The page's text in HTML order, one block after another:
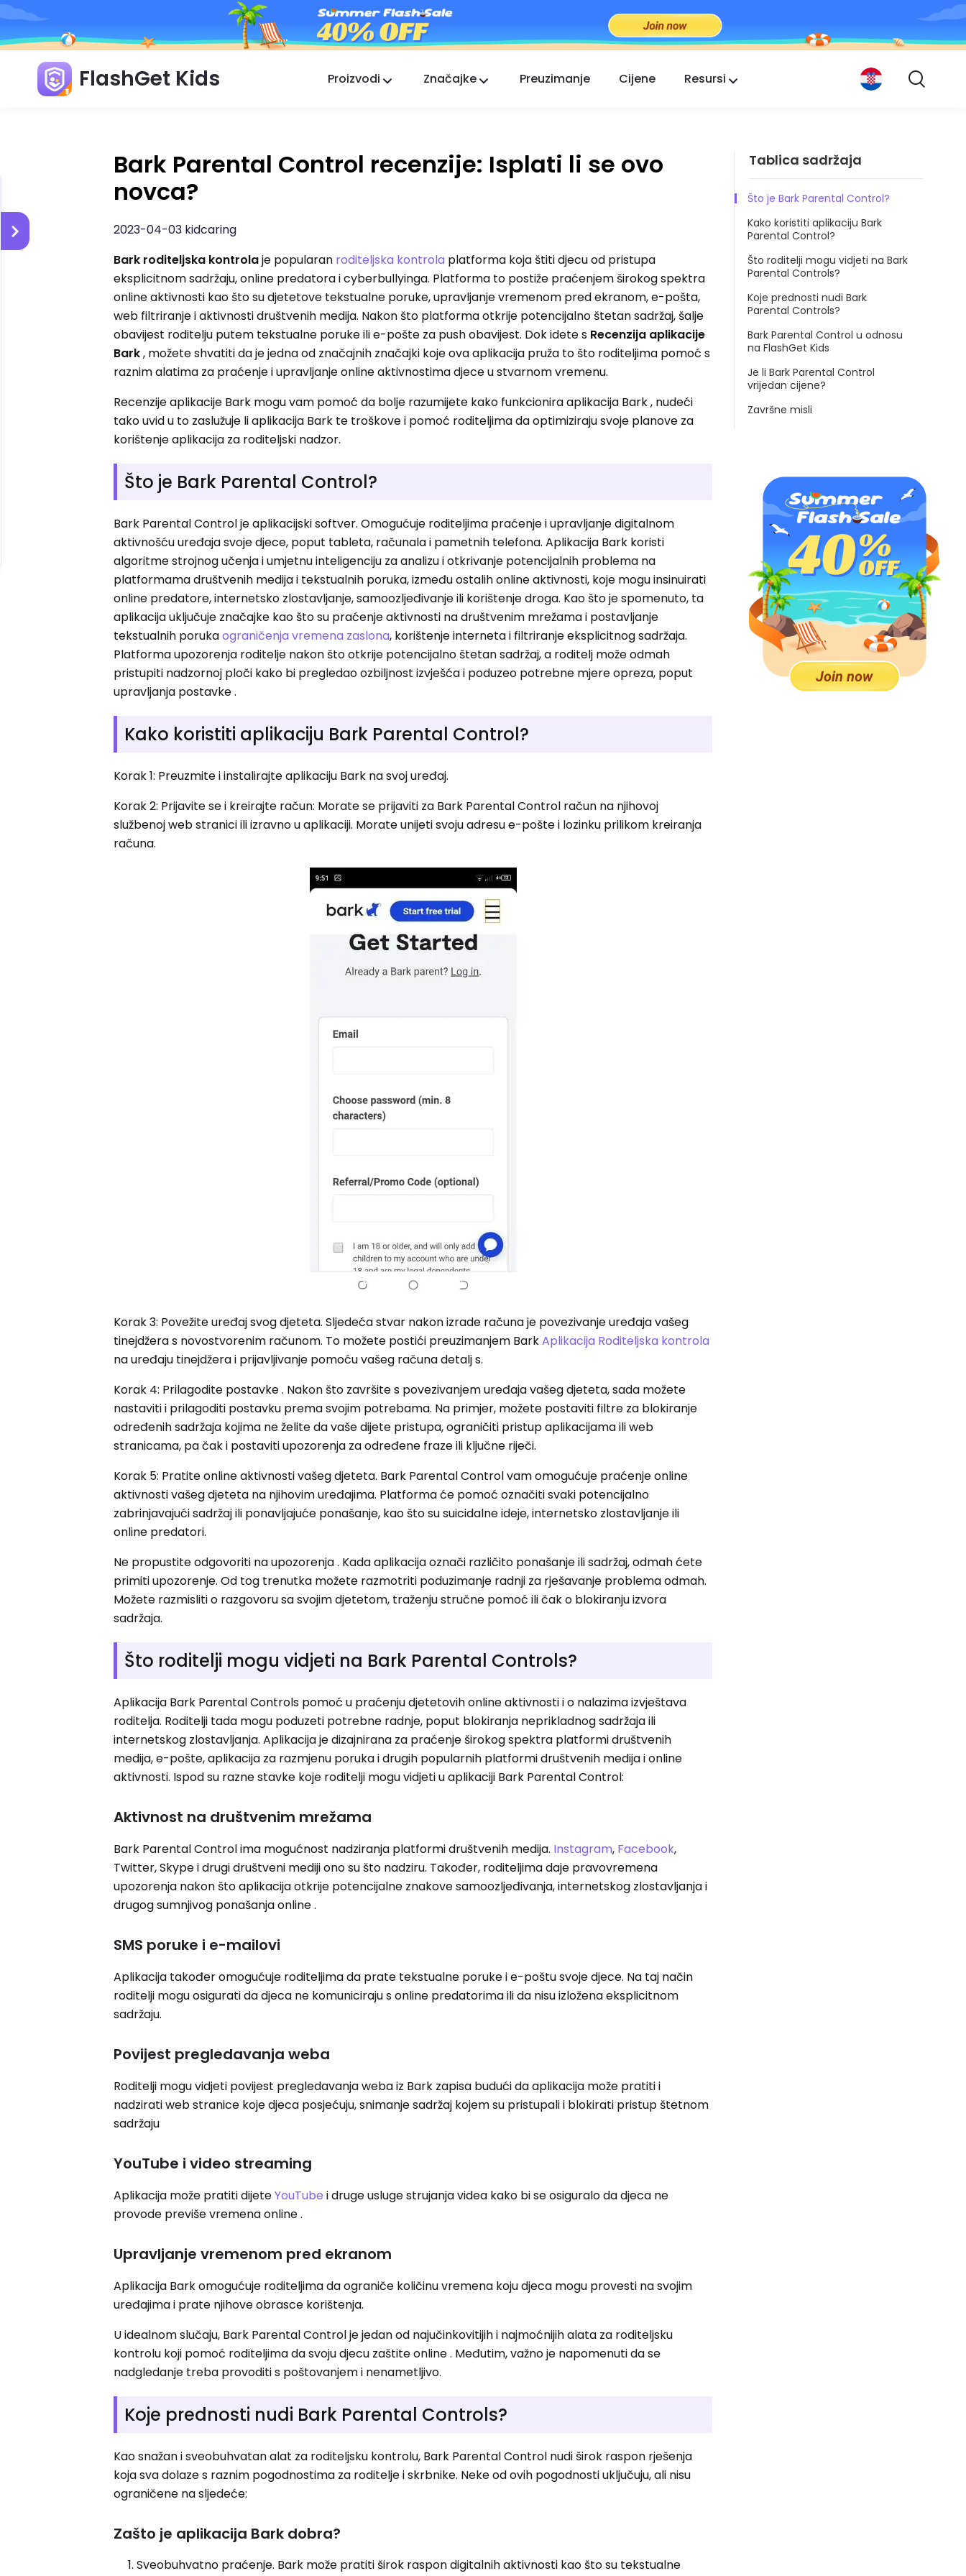
FlashGet Kids Proizvodi
FlashGet Finder
Sigurnost protiv krađe vašeg telefona, naša
Značajke Preuzimanje Cijene Resursi
Bark Parental Control recenzije: Isplati li se ovo
novca?
2023-04-03 kidcaring
Bark roditeljska kontrolaje popularan roditeljska kontrola platforma koja štiti djecu od pristupa
eksplicitnom sadržaju, online predatora i cyberbullyinga. Platforma to postiže praćenjem širokog spektra
online aktivnosti kao što su djetetove tekstualne poruke, upravljanje vremenom pred ekranom, e-pošta,
web filtriranje i aktivnosti društvenih medija. Nakon što platforma otkrije potencijalno štetan sadržaj, šalje
obavijest roditelju putem tekstualne poruke ili e-pošte za push obavijest. Dok idete s Recenzija aplikacije
Bark, možete shvatiti da je jedna od značajnih značajki koje ova aplikacija pruža to što roditeljima pomoć s
raznim alatima za praćenje i upravljanje online aktivnostima djece u stvarnom vremenu.
Recenzije aplikacije Bark mogu vam pomoć da bolje razumijete kako funkcionira aplikacija Bark , nudeći
tako uvid u to zaslužuje li aplikacija Bark te troškove i pomoć roditeljima da optimiziraju svoje planove za
korištenje aplikacija za roditeljski nadzor.
Što je Bark Parental Control?
Bark Parental Control je aplikacijski softver. Omogućuje roditeljima praćenje i upravljanje digitalnom
aktivnošću uređaja svoje djece, poput tableta, računala i pametnih telefona. Aplikacija Bark koristi
algoritme strojnog učenja i umjetnu inteligenciju za analizu i otkrivanje potencijalnih problema na
platformama društvenih medija i tekstualnih poruka, između ostalih online aktivnosti, koje mogu insinuirati
online predatore, internetsko zlostavljanje, samoozljeđivanje ili korištenje droga. Kao što je spomenuto, ta
aplikacija uključuje značajke kao što su praćenje aktivnosti na društvenim mrežama i postavljanje
tekstualnih porukaograničenja vremena zaslona, korištenje interneta i filtriranje eksplicitnog sadržaja.
Platforma upozorenja roditelje nakon što otkrije potencijalno štetan sadržaj, a roditelj može odmah
pristupiti nadzornoj ploči kako bi pregledao ozbiljnost izvješća i poduzeo potrebne mjere opreza, poput
upravljanja postavke .
Kako koristiti aplikaciju Bark Parental Control?
Korak 1: Preuzmite i instalirajte aplikaciju Bark na svoj uređaj.
Korak 2: Prijavite se i kreirajte račun: Morate se prijaviti za Bark Parental Control račun na njihovoj
službenoj web stranici ili izravno u aplikaciji. Morate unijeti svoju adresu e-pošte i lozinku prilikom kreiranja
računa.
Korak 3: Povežite uređaj svog djeteta. Sljedeća stvar nakon izrade računa je povezivanje uređaja vašeg
tinejdžera s novostvorenim računom. To možete postići preuzimanjem BarkAplikacija Roditeljska kontrola
na uređaju tinejdžera i prijavljivanje pomoću vašeg računa detalj s.
Korak 4: Prilagodite postavke . Nakon što završite s povezivanjem uređaja vašeg djeteta, sada možete
nastaviti i prilagoditi postavku prema svojim potrebama. Na primjer, možete postaviti filtre za blokiranje
određenih sadržaja kojima ne želite da vaše dijete pristupa, ograničiti pristup aplikacijama ili web
stranicama, pa čak i postaviti upozorenja za određene fraze ili ključne riječi.
Korak 5: Pratite online aktivnosti vašeg djeteta. Bark Parental Control vam omogućuje praćenje online
aktivnosti vašeg djeteta na njihovim uređajima. Platforma će pomoć označiti svaki potencijalno
zabrinjavajući sadržaj ili ponavljajuće ponašanje, kao što su suicidalne ideje, internetsko zlostavljanje ili
online predatori.
Ne propustite odgovoriti na upozorenja . Kada aplikacija označi različito ponašanje ili sadržaj, odmah ćete
primiti upozorenje. Od tog trenutka možete razmotriti poduzimanje radnji za rješavanje problema odmah.
Možete razmisliti o razgovoru sa svojim djetetom, traženju stručne pomoć ili čak o blokiranju izvora
sadržaja.
Što roditelji mogu vidjeti na Bark Parental Controls?
Aplikacija Bark Parental Controls pomoć u praćenju djetetovih online aktivnosti i o nalazima izvještava
roditelja. Roditelji tada mogu poduzeti potrebne radnje, poput blokiranja neprikladnog sadržaja ili
internetskog zlostavljanja. Aplikacija je dizajnirana za praćenje širokog spektra platformi društvenih
medija, e-pošte, aplikacija za razmjenu poruka i drugih popularnih platformi društvenih medija i online
aktivnosti. Ispod su razne stavke koje roditelji mogu vidjeti u aplikaciji Bark Parental Control:
Aktivnost na društvenim mrežama
Bark Parental Control ima mogućnost nadziranja platformi društvenih medija. Instagram, Facebook,
Twitter, Skype i drugi društveni mediji ono su što nadziru. Također, roditeljima daje pravovremena
upozorenja nakon što aplikacija otkrije potencijalne znakove samoozljeđivanja, internetskog zlostavljanja i
drugog sumnjivog ponašanja online .
SMS poruke i e-mailovi
Aplikacija također omogućuje roditeljima da prate tekstualne poruke i e-poštu svoje djece. Na taj način
roditelji mogu osigurati da djeca ne komuniciraju s online predatorima ili da nisu izložena eksplicitnom
sadržaju.
Povijest pregledavanja weba
Roditelji mogu vidjeti povijest pregledavanja weba iz Bark zapisa budući da aplikacija može pratiti i
nadzirati web stranice koje djeca posjećuju, snimanje sadržaj kojem su pristupali i blokirati pristup štetnom
sadržaju
YouTube i video streaming
Aplikacija može pratiti dijeteYouTube i druge usluge strujanja videa kako bi se osiguralo da djeca ne
provode previše vremena online .
Upravljanje vremenom pred ekranom
Aplikacija Bark omogućuje roditeljima da ograniče količinu vremena koju djeca mogu provesti na svojim
uređajima i prate njihove obrasce korištenja.
U idealnom slučaju, Bark Parental Control je jedan od najučinkovitijih i najmoćnijih alata za roditeljsku
kontrolu koji pomoć roditeljima da svoju djecu zaštite online . Međutim, važno je napomenuti da se
nadgledanje treba provoditi s poštovanjem i nenametljivo.
Koje prednosti nudi Bark Parental Controls?
Kao snažan i sveobuhvatan alat za roditeljsku kontrolu, Bark Parental Control nudi širok raspon rješenja
koja sva dolaze s raznim pogodnostima za roditelje i skrbnike. Neke od ovih pogodnosti uključuju, ali nisu
ograničene na sljedeće:
Zašto je aplikacija Bark dobra?
Sveobuhvatno praćenje. Bark može pratiti širok raspon digitalnih aktivnosti kao što su tekstualne
Tablica sadržaja
Što je Bark Parental Control?
Kako koristiti aplikaciju Bark
Parental Control?
Što roditelji mogu vidjeti na Bark
Parental Controls?
Koje prednosti nudi Bark
Parental Controls?
Bark Parental Control u odnosu
na FlashGet Kids
Je li Bark Parental Control
vrijedan cijene?
Završne misli